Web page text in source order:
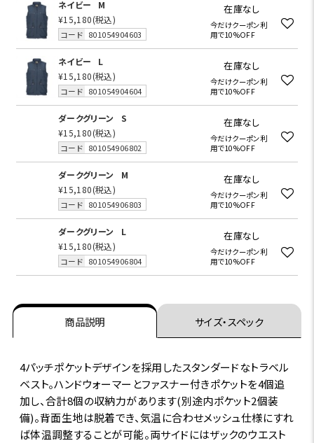
ネイビー
M
¥15,180(税込)
コード 801054904603
在庫なし
今だけクーポン利
用で10%OFF
ネイビー
L
¥15,180(税込)
コード 801054904604
在庫なし
今だけクーポン利
用で10%OFF
ダークグリーン
S
¥15,180(税込)
コード 801054906802
在庫なし
今だけクーポン利
用で10%OFF
ダークグリーン
M
¥15,180(税込)
コード 801054906803
在庫なし
今だけクーポン利
用で10%OFF
ダークグリーン
L
¥15,180(税込)
コード 801054906804
在庫なし
今だけクーポン利
用で10%OFF
商品説明 サイズ・スペック
4パッチポケットデザインを採用したスタンダードなトラベル
ベスト。ハンドウォーマーとファスナー付きポケットを4個追
加し、合計8個の収納力があります(別途内ポケット2個装
備)。背面生地は脱着でき、気温に合わせメッシュ仕様にすれ
ば体温調整することが可能。両サイドにはザックのウエスト